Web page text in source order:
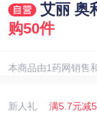
艾丽 奥
购50件
本商品由1药网销售
新人礼 满5.7元减5